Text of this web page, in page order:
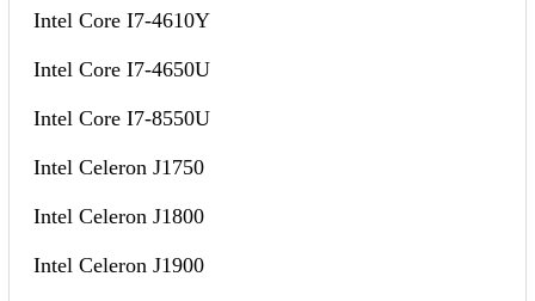
Intel Core I7-4610Y
Intel Core I7-4650U
Intel Core I7-8550U
Intel Celeron J1750
Intel Celeron J1800
Intel Celeron J1900